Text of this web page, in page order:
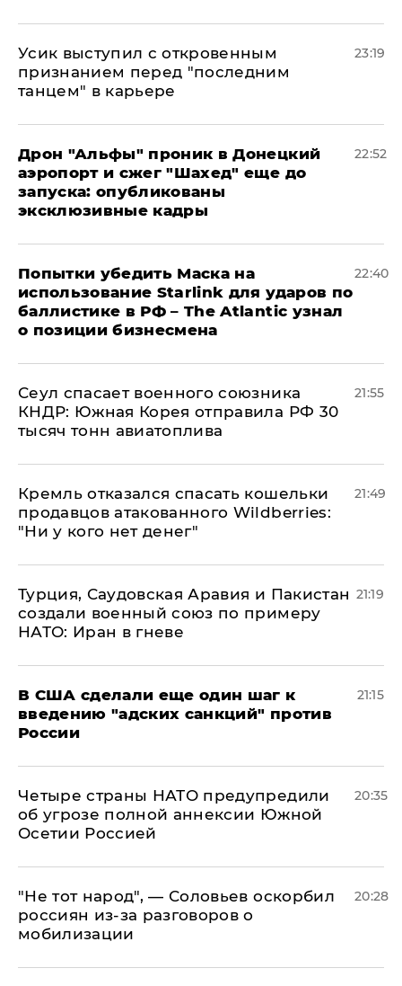
Усик выступил с откровенным
признанием перед "последним
танцем" в карьере
23:19
Дрон "Альфы" проник в Донецкий
аэропорт и сжег "Шахед" еще до
запуска: опубликованы
эксклюзивные кадры
22:52
Попытки убедить Маска на
использование Starlink для ударов по
баллистике в РФ – The Atlantic узнал
о позиции бизнесмена
22:40
​Сеул спасает военного союзника
КНДР: Южная Корея отправила РФ 30
тысяч тонн авиатоплива
21:55
Кремль отказался спасать кошельки
продавцов атакованного Wildberries:
"Ни у кого нет денег"
21:49
Турция, Саудовская Аравия и Пакистан
создали военный союз по примеру
НАТО: Иран в гневе
21:19
В США сделали еще один шаг к
введению "адских санкций" против
России
21:15
Четыре страны НАТО предупредили
об угрозе полной аннексии Южной
Осетии Россией
20:35
​"Не тот народ", — Соловьев оскорбил
россиян из-за разговоров о
мобилизации
20:28